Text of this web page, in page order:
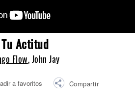
Tu Actitud
Flow, John Jay
a favoritos Compartir